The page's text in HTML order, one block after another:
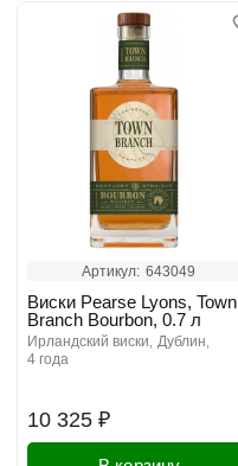
Артикул: 643049
10 325 ₽
Виски Pearse Lyons, Town
Branch Bourbon, 0.7 л
ирландский виски
дублин
4 года